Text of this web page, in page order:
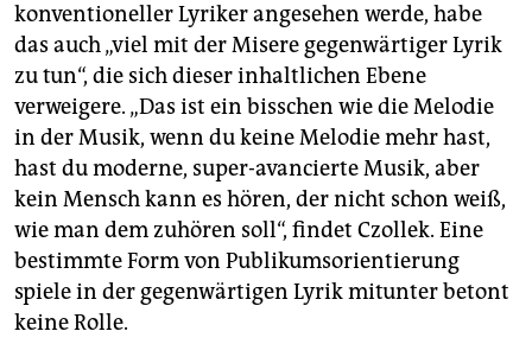
konventioneller Lyriker angesehen werde, habe
das auch „viel mit der Misere gegenwärtiger Lyrik
zu tun“, die sich dieser inhaltlichen Ebene
verweigere. „Das ist ein bisschen wie die Melodie
in der Musik, wenn du keine Melodie mehr hast,
hast du moderne, super-avancierte Musik, aber
kein Mensch kann es hören, der nicht schon weiß,
wie man dem zuhören soll“, findet Czollek. Eine
bestimmte Form von Publikumsorientierung
spiele in der gegenwärtigen Lyrik mitunter betont
keine Rolle.